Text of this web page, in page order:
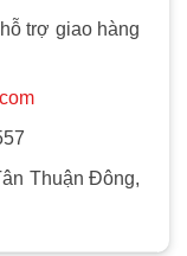
trợ giao hàng
Thuận Đông,